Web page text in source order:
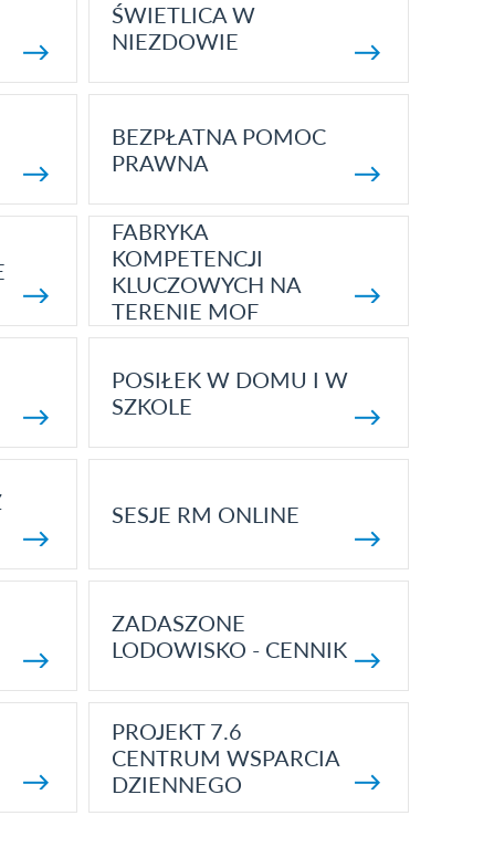
ŚWIETLICA W
NIEZDOWIE
BEZPŁATNA POMOC
PRAWNA
FABRYKA
KOMPETENCJI
KLUCZOWYCH NA
TERENIE MOF
POSIŁEK W DOMU I W
SZKOLE
SESJE RM ONLINE
ZADASZONE
LODOWISKO - CENNIK
PROJEKT 7.6
CENTRUM WSPARCIA
DZIENNEGO